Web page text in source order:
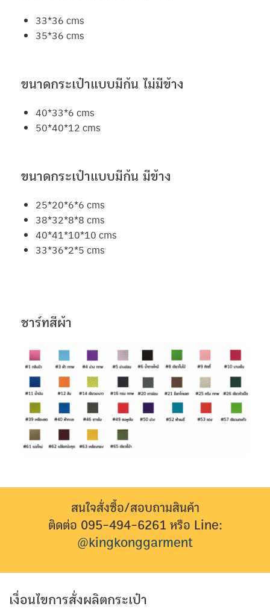
33*36 cms
35*36 cms
ขนาดกระเป๋าแบบมีก้น ไม่มีข้าง
40*33*6 cms
50*40*12 cms
ขนาดกระเป๋าแบบมีก้น มีข้าง
25*20*6*6 cms
38*32*8*8 cms
40*41*10*10 cms
33*36*2*5 cms
ชาร์ทสีผ้า
สนใจสั่งซื้อ/สอบถามสินค้า
ติดต่อ 095-494-6261 หรือ Line:
@kingkonggarment
เงื่อนไขการสั่งผลิตกระเป๋า